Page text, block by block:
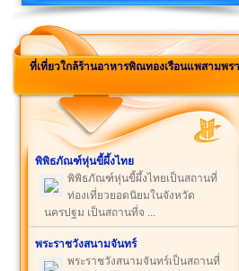
ที่เที่ยวใกล้ร้านอาหารพิณทองเรือนแพสามพร
พิพิธภัณฑ์หุ่นขี้ผึ้งไทย
พิพิธภัณฑ์หุ่นขี้ผึ้งไทยเป็นสถานที่
ท่องเที่ยวยอดนิยมในจังหวัด
นครปฐม เป็นสถานที่จ ...
พระราชวังสนามจันทร์
พระราชวังสนามจันทร์เป็นสถานที่